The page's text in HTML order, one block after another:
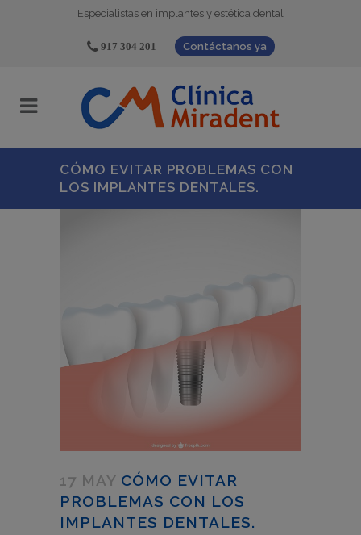
Especialistas en implantes y estética dental
917 304 201 Contáctanos ya
CÓMO EVITAR PROBLEMAS CON
LOS IMPLANTES DENTALES.
17 MAY CÓMO EVITAR
PROBLEMAS CON LOS
IMPLANTES DENTALES.